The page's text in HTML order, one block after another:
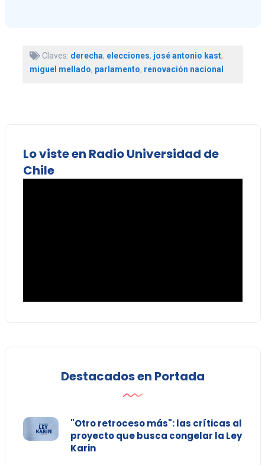
Claves: derecha, elecciones, josé antonio kast,
miguel mellado, parlamento, renovación nacional
Lo viste en Radio Universidad de
Chile
Destacados en Portada
"Otro retroceso más": las críticas al
proyecto que busca congelar la Ley
Karin